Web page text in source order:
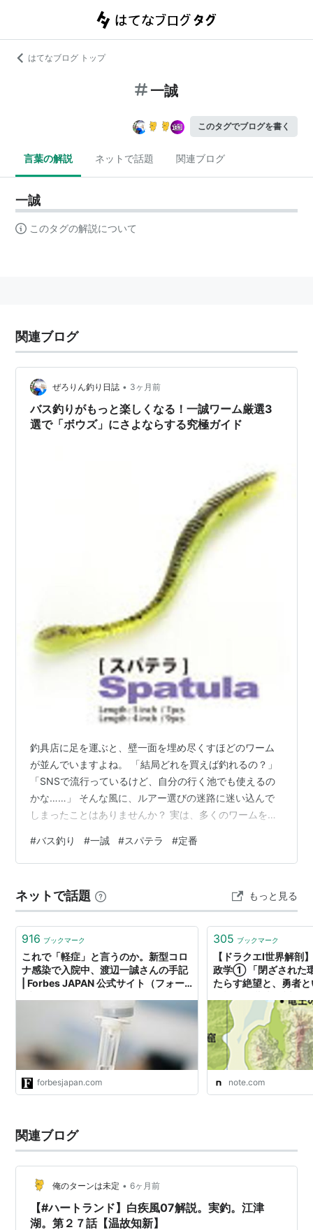
はてなブログ トップ
一誠
このタグでブログを書く
言葉の解説 ネットで話題 関連ブログ
一誠
このタグの解説について
関連ブログ
ぜろりん釣り日誌 • 3ヶ月前
バス釣りがもっと楽しくなる！一誠ワーム厳選3
選で「ボウズ」にさよならする究極ガイド
釣具店に足を運ぶと、壁一面を埋め尽くすほどのワーム
が並んでいますよね。 「結局どれを買えば釣れるの？」
「SNSで流行っているけど、自分の行く池でも使えるの
かな……」 そんな風に、ルアー選びの迷路に迷い込んで
しまったことはありませんか？ 実は、多くのワームを揃
類持っておくことこそが、釣果への一番の近道なんで
す。 今回は、数あるメーカーの中でも圧倒的な信頼を誇
どんなフィールドでも戦える「三種の神器」を厳選しま
した。 開発者である村上晴彦氏のこだわりが詰まったこ
れらのワームは、適当に動かしても…
#バス釣り #一誠 #スパテラ #定番
ネットで話題 もっと見る
916 ブックマーク
これで「軽症」と言うのか。新型コロ
ナ感染で入院中、渡辺一誠さんの手記
| Forbes JAPAN 公式サイト（フォー
forbesjapan.com
305 ブックマーク
【ドラクエI世界解剖
政学① 「閉ざされた
たらす絶望と、勇者
帝国書院研究室 共同
アドバイザー、世界
note.com
関連ブログ
俺のターンは未定 • 6ヶ月前
【#ハートランド】白疾風07解説。実釣。江津
湖。第２７話【温故知新】